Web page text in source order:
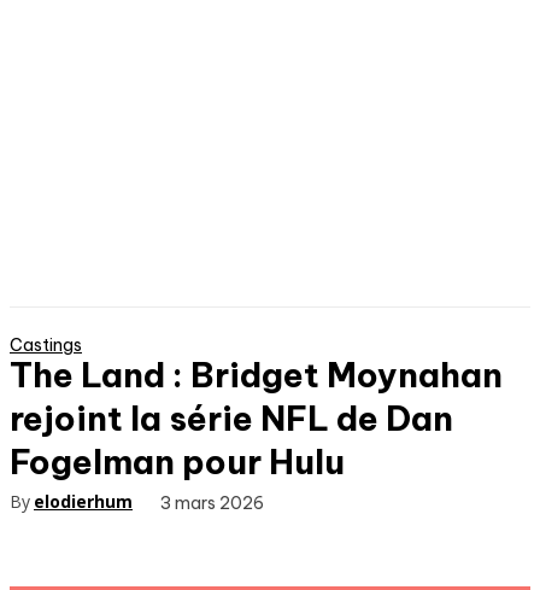
Castings
The Land : Bridget Moynahan
rejoint la série NFL de Dan
Fogelman pour Hulu
By elodierhum 3 mars 2026